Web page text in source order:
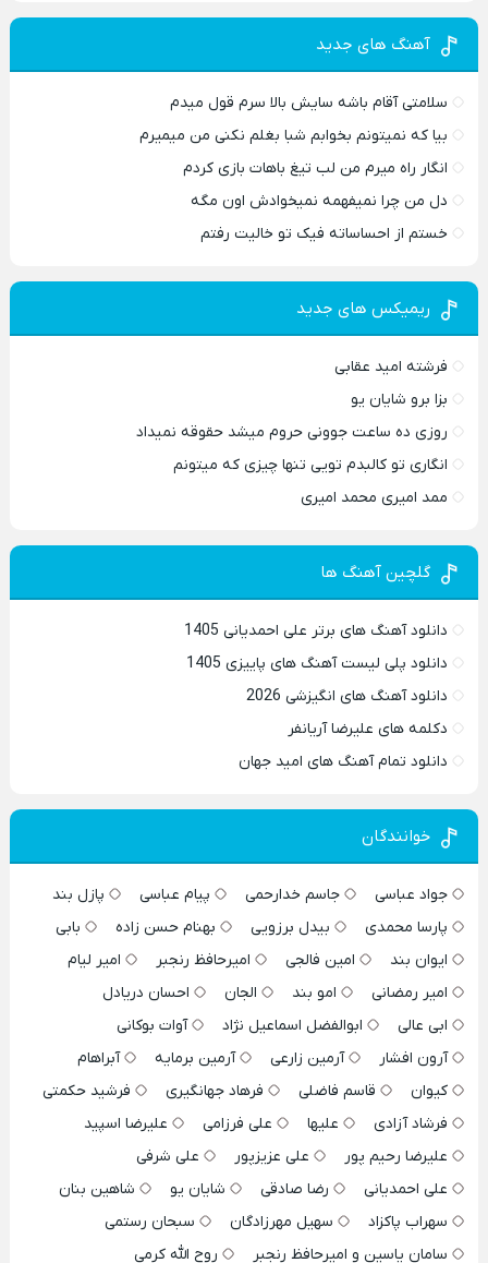
آهنگ های جدید
سلامتی آقام باشه سایش بالا سرم قول میدم
بیا که نمیتونم بخوابم شبا بغلم نکنی من میمیرم
انگار راه میرم من لب تیغ باهات بازی کردم
دل من چرا نمیفهمه نمیخوادش اون مگه
خستم از احساساته فیک تو خالیت رفتم
ریمیکس های جدید
فرشته امید عقابی
بزا برو شایان یو
روزی ده ساعت جوونی حروم میشد حقوقه نمیداد
انگاری تو کالبدم تویی تنها چیزی که میتونم
ممد امیری محمد امیری
گلچین آهنگ ها
دانلود آهنگ های برتر علی احمدیانی 1405
دانلود پلی لیست آهنگ های پاییزی 1405
دانلود آهنگ های انگیزشی 2026
دکلمه های علیرضا آریانفر
دانلود تمام آهنگ های امید جهان
خوانندگان
جواد عباسی جاسم خدارحمی پیام عباسی
پازل بند
پارسا محمدی
بیدل برزویی بهنام حسن زاده
بابی
ایوان بند
امین فالجی امیرحافظ رنجبر
امیر لیام
امیر رمضانی
امو بند الجان
احسان دریادل
ابی عالی
ابوالفضل اسماعیل نژاد
آوات بوکانی
آرون افشار
آرمین زارعی آرمین برمایه
آبراهام
کیوان
قاسم فاضلی فرهاد جهانگیری
فرشید حکمتی
فرشاد آزادی
علیها علی فرزامی
علیرضا اسپید
علیرضا رحیم پور
علی عزیزپور
علی شرفی
علی احمدیانی
رضا صادقی شایان یو
شاهین بنان
سهراب پاکزاد
سهیل مهرزادگان
سبحان رستمی
سامان یاسین و امیرحافظ رنجبر
روح الله کرمی